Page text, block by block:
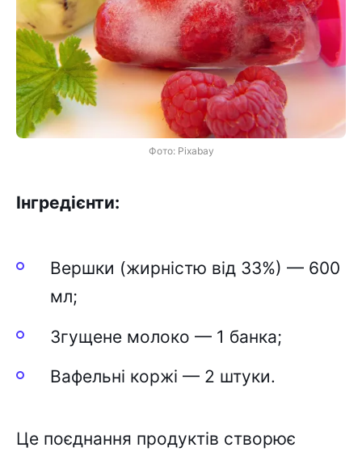
Фото: Pixabay
Інгредієнти:
Вершки (жирністю від 33%) — 600
мл;
Згущене молоко — 1 банка;
Вафельні коржі — 2 штуки.
Це поєднання продуктів створює